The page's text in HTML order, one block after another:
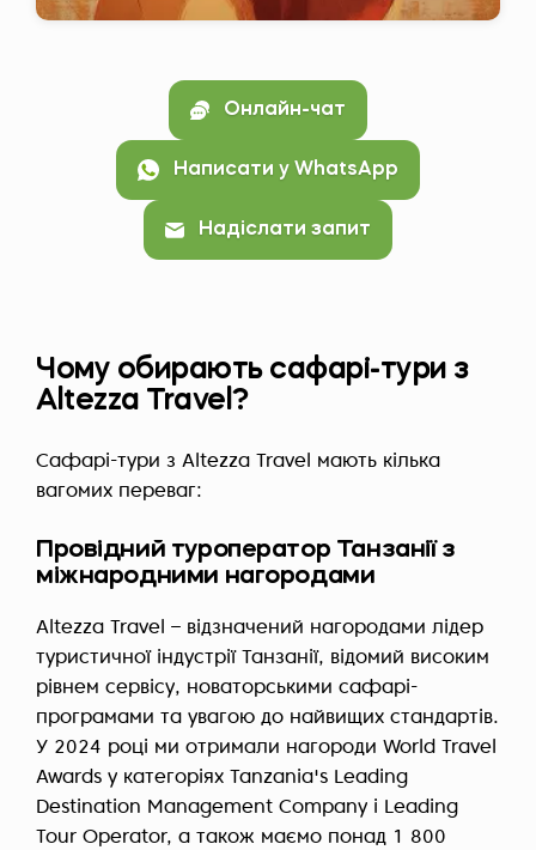
Онлайн-чат
Написати у WhatsApp
Надіслати запит
Чому обирають сафарі-тури з
Altezza Travel?
Сафарі-тури з Altezza Travel мають кілька
вагомих переваг:
Провідний туроператор Танзанії з
міжнародними нагородами
Altezza Travel – відзначений нагородами лідер
туристичної індустрії Танзанії, відомий високим
рівнем сервісу, новаторськими сафарі-
програмами та увагою до найвищих стандартів.
У 2024 році ми отримали нагороди World Travel
Awards у категоріях Tanzania's Leading
Destination Management Company і Leading
Tour Operator, а також маємо понад 1 800